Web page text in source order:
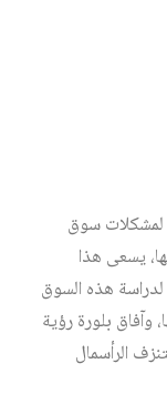
لمشكلات سوق
يسعى هذا
هذه السوق
وآفاق بلورة رؤية
الرأسمال